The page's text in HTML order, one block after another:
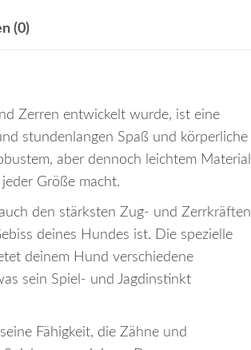
(0)
Zerren entwickelt wurde, ist eine
stundenlangen Spaß und körperliche
aber dennoch leichtem Material
Größe macht.
den stärksten Zug- und Zerrkräften
deines Hundes ist. Die spezielle
deinem Hund verschiedene
sein Spiel- und Jagdinstinkt
seine Fähigkeit, die Zähne und